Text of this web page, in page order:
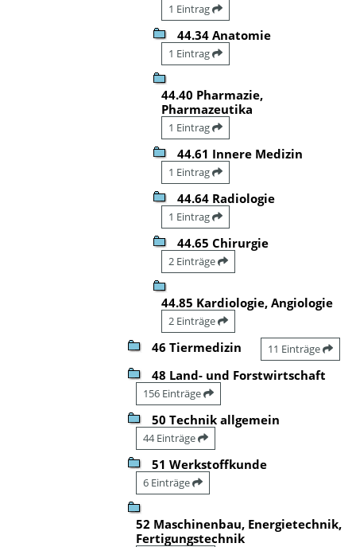
1 Eintrag
44.34 Anatomie
1 Eintrag
44.40 Pharmazie,
Pharmazeutika
1 Eintrag
44.61 Innere Medizin
1 Eintrag
44.64 Radiologie
1 Eintrag
44.65 Chirurgie
2 Einträge
44.85 Kardiologie, Angiologie
2 Einträge
46 Tiermedizin 11 Einträge
48 Land- und Forstwirtschaft
156 Einträge
50 Technik allgemein
44 Einträge
51 Werkstoffkunde
6 Einträge
52 Maschinenbau, Energietechnik,
Fertigungstechnik